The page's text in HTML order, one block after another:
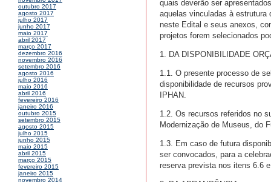
outubro 2017
agosto 2017
julho 2017
junho 2017
maio 2017
abril 2017
março 2017
dezembro 2016
novembro 2016
setembro 2016
agosto 2016
julho 2016
maio 2016
abril 2016
fevereiro 2016
janeiro 2016
outubro 2015
setembro 2015
agosto 2015
julho 2015
junho 2015
maio 2015
abril 2015
março 2015
fevereiro 2015
janeiro 2015
novembro 2014
quais deverão ser
aquelas vinculadas à
neste Edital e seus anexos,
projetos forem selecionados
1. DA DISPONIBILIDADE
1.1. O presente processo de
disponibilidade de recursos
IPHAN.
1.2. Os recursos referidos no
Modernização de Museus, do
1.3. Em caso de futura
ser convocados, para a
reserva prevista nos itens 6.6